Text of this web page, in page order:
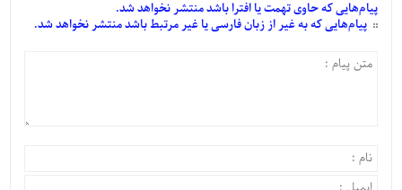
پیام‌هاییکه حاوی تهمت یا افترا باشد منتشر نخواهد شد.
پیام‌هاییکه به غیر از زبان فارسی یا غیر مرتبط باشد منتشر نخواهد شد.